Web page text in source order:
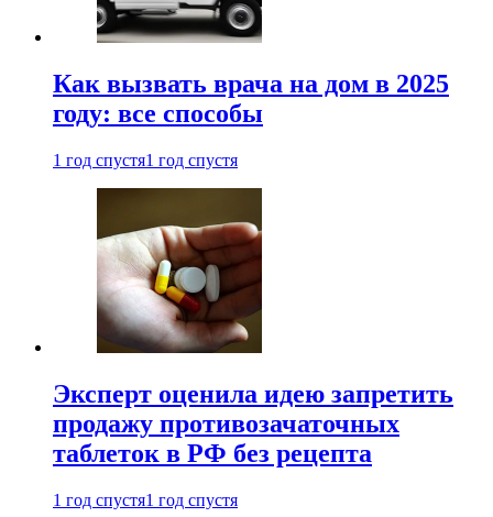
Как вызвать врача на дом в 2025
году: все способы
1 год спустя1 год спустя
Эксперт оценила идею запретить
продажу противозачаточных
таблеток в РФ без рецепта
1 год спустя1 год спустя